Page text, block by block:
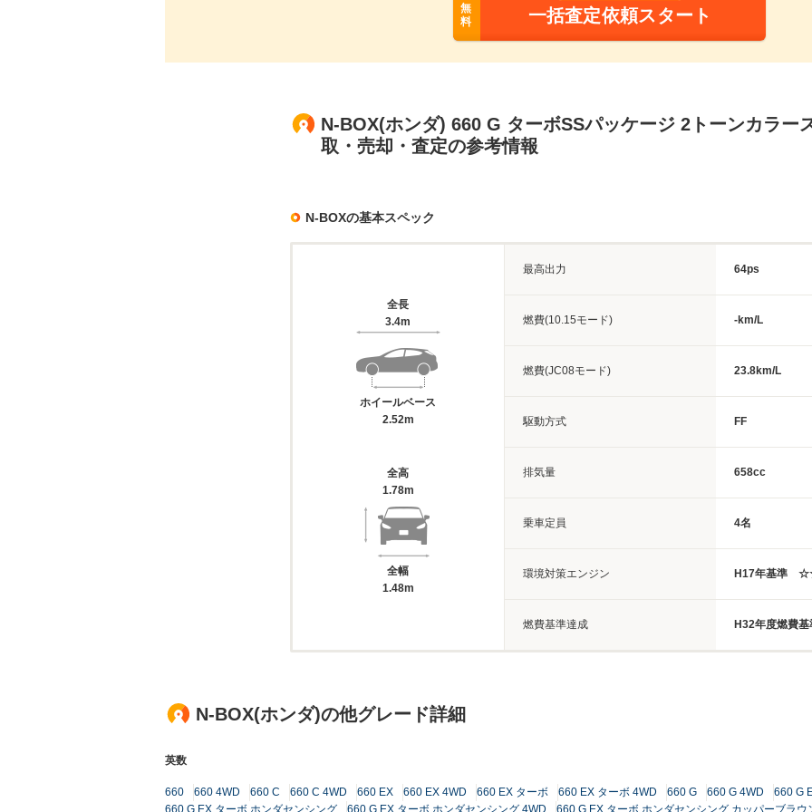
無
料
一括査定依頼スタート
N-BOX(ホンダ) 660 G ターボSSパッケージ 2トーンカラー
取・売却・査定の参考情報
N-BOXの基本スペック
全長
3.4m
ホイールベース
2.52m
全高
1.78m
全幅
1.48m
最高出力 64ps
燃費(10.15モード) -km/L
燃費(JC08モード) 23.8km/L
駆動方式 FF
排気量 658cc
乗車定員 4名
環境対策エンジン H17年基準
燃費基準達成 H32年度燃費
N-BOX(ホンダ)の他グレード詳細
英数
660 660 4WD 660 C 660 C 4WD 660 EX 660 EX 4WD 660 EX ターボ 660 EX ターボ 4WD 660 G 660 G 4WD 660 G
660 G EX ターボ ホンダセンシング
660 G EX ターボ ホンダセンシング 4WD 660 G EX ターボ ホンダセンシング カッパーブラウ